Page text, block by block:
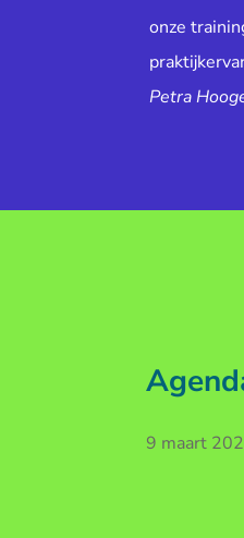
onze
Petra
9 maart